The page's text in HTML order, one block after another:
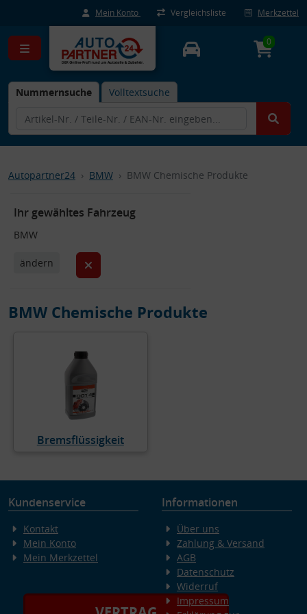
Mein Konto Vergleichsliste Merkzettel
Nummernsuche Volltextsuche
0
Autopartner24 BMW BMW Chemische Produkte
Ihr gewähltes Fahrzeug
BMW
ändern
BMW Chemische Produkte
Bremsflüssigkeit
Kundenservice
Kontakt
Mein Konto
Mein Merkzettel
Informationen
Über uns
Zahlung & Versand
AGB
Datenschutz
Widerruf
Impressum